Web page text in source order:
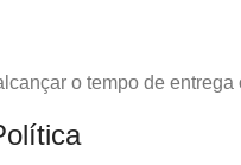
o tempo de entrega